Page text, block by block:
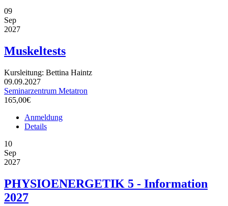
09
Sep
2027
Muskeltests
Kursleitung: Bettina Haintz
09.09.2027
Seminarzentrum Metatron
165,00€
Anmeldung
Details
10
Sep
2027
PHYSIOENERGETIK 5 - Information
2027